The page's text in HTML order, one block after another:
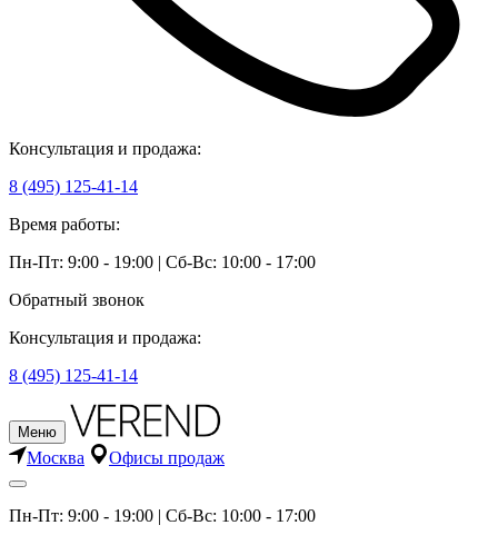
Консультация и продажа:
8 (495) 125-41-14
Время работы:
Пн-Пт: 9:00 - 19:00 | Сб-Вс: 10:00 - 17:00
Обратный звонок
Консультация и продажа:
8 (495) 125-41-14
Меню
Москва Офисы продаж
Пн-Пт: 9:00 - 19:00 | Сб-Вс: 10:00 - 17:00